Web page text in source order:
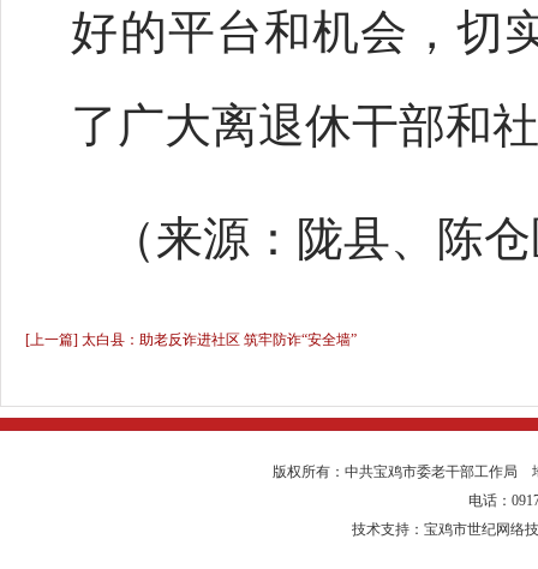
好的平台和机会，切
了广大离退休干部和
（来源：陇县、陈
[上一篇] 太白县：助老反诈进社区 筑牢防诈“安全墙”
版权所有：中共宝鸡市委老干部工作
电话：
技术支持：宝鸡市世纪网络技